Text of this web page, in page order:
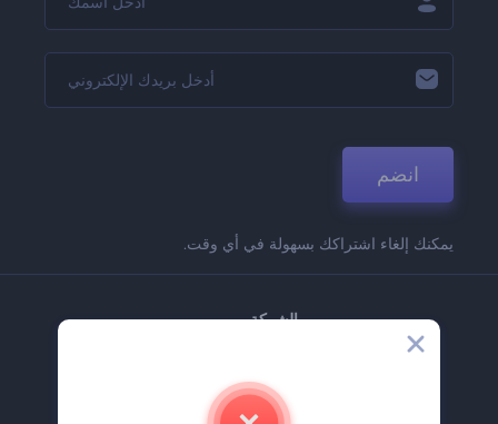
انضم
يمكنك إلغاء اشتراكك بسهولة في أي وقت.
الشركة
اتصل بنا